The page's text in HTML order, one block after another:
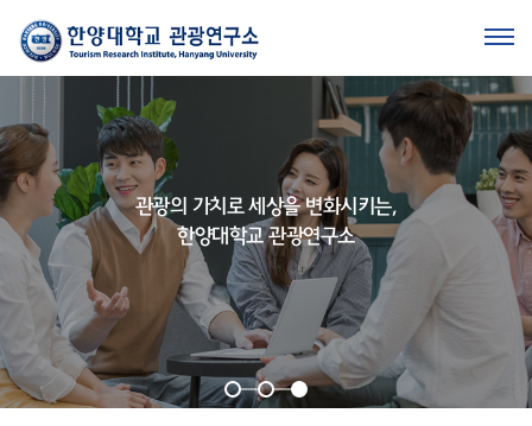
관광의 가치로 세상을 변화시키는,
한양대학교 관광연구소
놀이인간의 행복여행을 개척하는,
한양대 행복여행센터
관광의 가치로 세상을 변화시키는,
한양대학교 관광연구소